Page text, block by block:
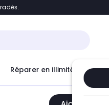
Accéder directement au
Réparer en illimité avec Le